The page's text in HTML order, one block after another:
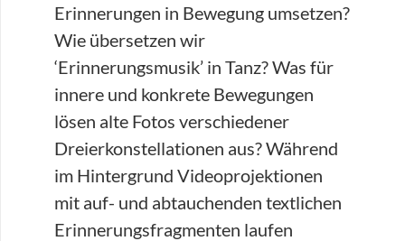
Erinnerungen in Bewegung umsetzen?
Wie übersetzen wir
‘Erinnerungsmusik’ in Tanz? Was für
innere und konkrete Bewegungen
lösen alte Fotos verschiedener
Dreierkonstellationen aus? Während
im Hintergrund Videoprojektionen
mit auf- und abtauchenden textlichen
Erinnerungsfragmenten laufen